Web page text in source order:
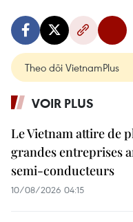
Theo dõi VietnamPlus
VOIR PLUS
Le Vietnam attire de
grandes entreprises
semi-conducteurs
10/08/2026 04:15